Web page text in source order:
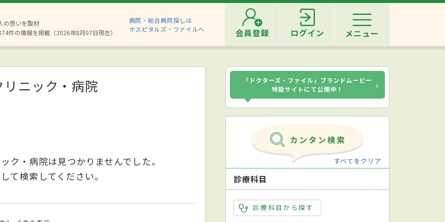
の想いを取材
件の情報を掲載（2026年8月07日現在）
病院・総合病院探しは
ホスピタルズ・ファイルへ
会員登録 ログイン メニュー
リニック・病院
ク・病院は見つかりませんでした。
て検索してください。
「ドクターズ・ファイル」ブランドムービー
特設サイトにて公開中！
›
すべてをクリア
診療科目
診療科目から探す